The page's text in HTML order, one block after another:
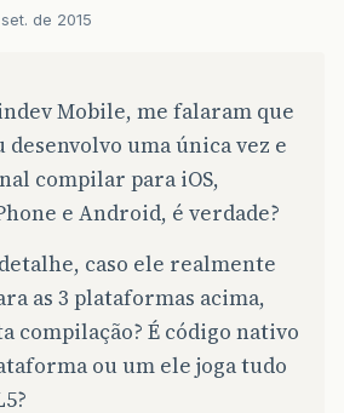
de 2015
Mobile, me falaram que
desenvolvo uma única vez e
compilar para iOS,
e Android, é verdade?
caso ele realmente
as 3 plataformas acima,
compilação? É código nativo
ou um ele joga tudo